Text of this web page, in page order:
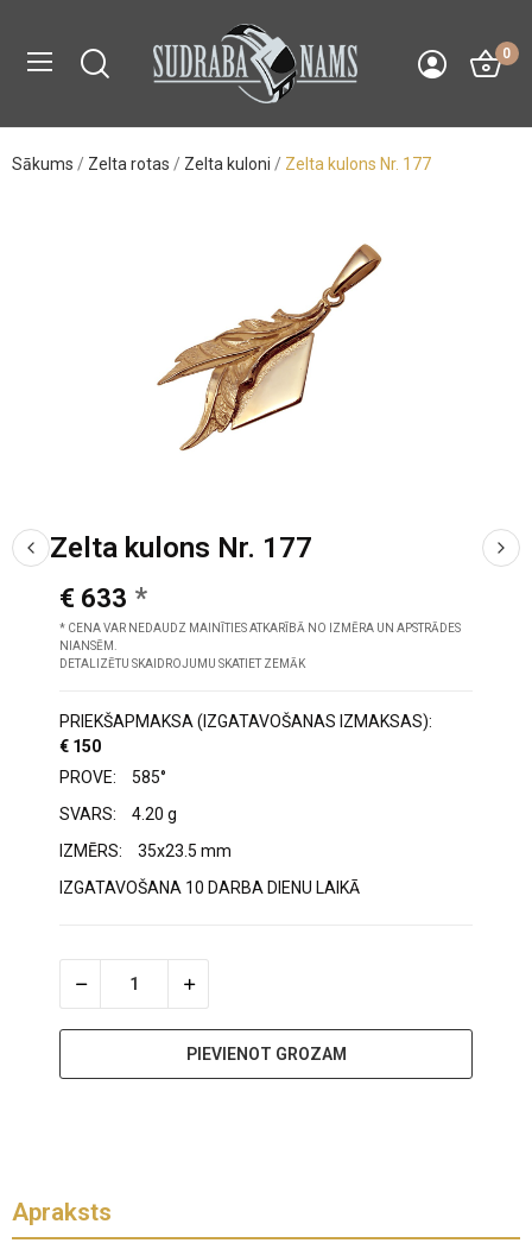
0
Sākums Zelta rotas Zelta kuloni Zelta kulons Nr. 177
Zelta kulons Nr. 177
€ 633
* CENA VAR NEDAUDZ MAINĪTIES ATKARĪBĀ NO IZMĒRA UN APSTRĀDES
NIANSĒM.
DETALIZĒTU SKAIDROJUMU SKATIET ZEMĀK
PRIEKŠAPMAKSA (IZGATAVOŠANAS IZMAKSAS):
€ 150
PROVE:
585°
SVARS:
4.20 g
IZMĒRS:
35x23.5 mm
IZGATAVOŠANA 10 DARBA DIENU LAIKĀ
PIEVIENOT GROZAM
Apraksts